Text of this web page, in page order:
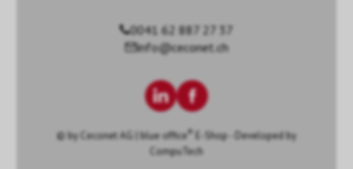
0041 62 887 27 37
info@ceconet.ch
© by Ceconet AG blue office ®
E-Shop - Developed by
CompuTech